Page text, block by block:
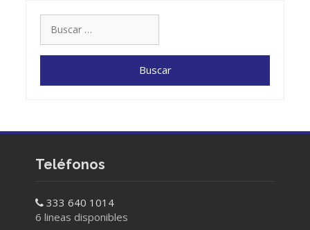
Teléfonos
333 640 1014
6 lineas disponibles